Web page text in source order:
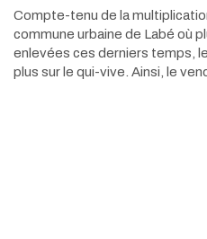
Compte-tenu de la
commune urbaine de Labé où
enlevées ces derniers temps,
plus sur le qui-vive. Ainsi, le